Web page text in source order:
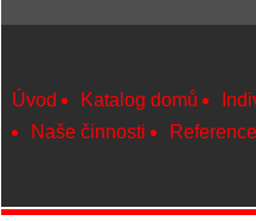
Úvod Katalog domů
Naše činnosti
Reference